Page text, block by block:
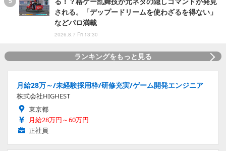
される。「デップードリームを使わざるを得ない」
などパロ満載
2026.8.7 Fri 13:30
ランキングをもっと見る
月給28万～/未経験採用枠/研修充実/ゲーム開発エンジニア
株式会社HIGHEST
東京都
月給28万円～60万円
正社員